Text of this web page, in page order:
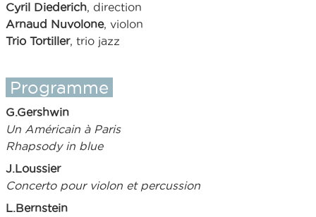
Cyril Diederich, direction
Arnaud Nuvolone, violon
Trio Tortiller, trio jazz
Programme
G.Gershwin
Un Américain à Paris
Rhapsody in blue
J.Loussier
Concerto pour violon et percussion
L.Bernstein